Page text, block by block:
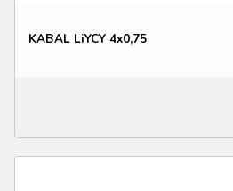
KABAL LiYCY 4x0,75